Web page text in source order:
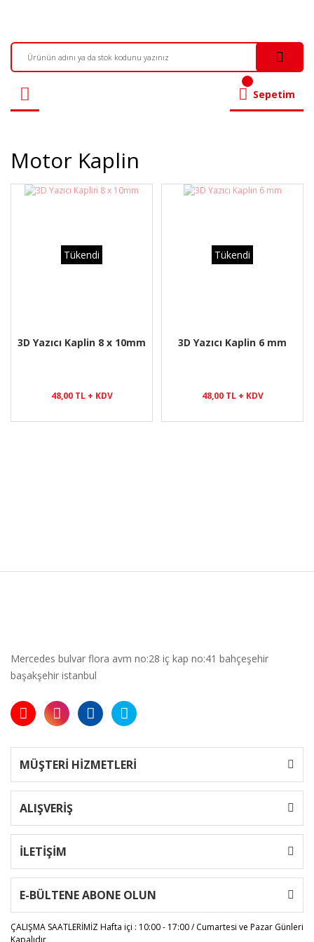
Sepetim
Motor Kaplin
Tükendi
3D Yazıcı Kaplin 8 x 10mm
48,00 TL + KDV
Tükendi
3D Yazıcı Kaplin 6 mm
48,00 TL + KDV
Mercedes bulvar flora avm no:28 iç kap no:41 bahçeşehir
başakşehir istanbul
MÜŞTERİ HİZMETLERİ
ALIŞVERİŞ
İLETİŞİM
E-BÜLTENE ABONE OLUN
ÇALIŞMA SAATLERİMİZHafta içi : 10:00 - 17:00 / Cumartesi ve Pazar Günleri
Kapalıdır